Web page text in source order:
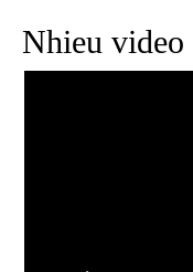
Nhieu video